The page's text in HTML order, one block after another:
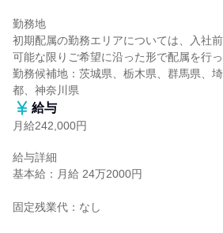
勤務地
初期配属の勤務エリアについては、入社
可能な限りご希望に沿った形で配属を行っ
勤務候補地：茨城県、栃木県、群馬県、
都、神奈川県
給与
月給242,000円
給与詳細
基本給：月給 24万2000円
固定残業代：なし